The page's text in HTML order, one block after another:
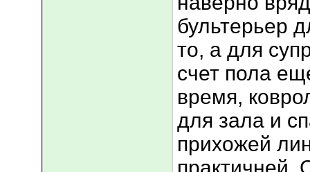
бультерьер
то, а для
счет пола
время,
для зала и
прихожей